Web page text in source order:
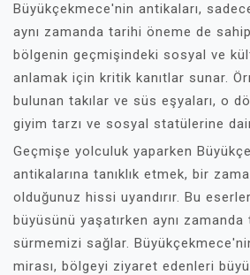
Büyükçekmece'nin antikaları,
aynı zamanda tarihi öneme de
bölgenin geçmişindeki sosyal ve
anlamak için kritik kanıtlar sunar.
bulunan takılar ve süs eşyaları, o
giyim tarzı ve sosyal statülerine
Geçmişe yolculuk yaparken
antikalarına tanıklık etmek, bir
olduğunuz hissi uyandırır. Bu
büyüsünü yaşatırken aynı
sürmemizi sağlar.
mirası, bölgeyi ziyaret edenleri